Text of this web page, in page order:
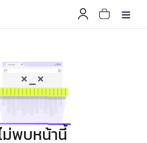
ม่พบหน้านี้